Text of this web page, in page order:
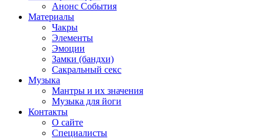
Анонс События
Материалы
Чакры
Элементы
Эмоции
Замки (бандхи)
Сакральный секс
Музыка
Мантры и их значения
Музыка для йоги
Контакты
О сайте
Специалисты